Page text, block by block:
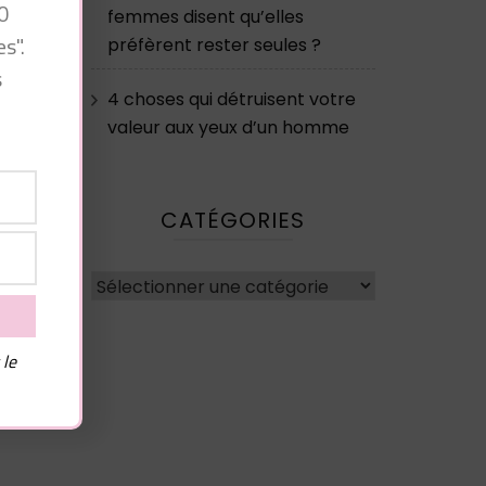
femmes disent qu’elles
préfèrent rester seules ?
4 choses qui détruisent votre
valeur aux yeux d’un homme
CATÉGORIES
Catégories